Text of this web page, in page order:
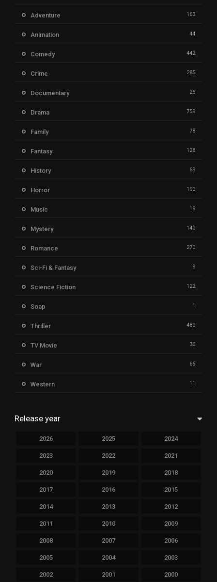
Adventure 163
Animation 44
Comedy 442
Crime 285
Documentary 26
Drama 759
Family 78
Fantasy 128
History 69
Horror 190
Music 19
Mystery 140
Romance 270
Sci-Fi & Fantasy 9
Science Fiction 122
Soap 1
Thriller 480
TV Movie 36
War 65
Western 11
Release year
2026 2025 2024
2023 2022 2021
2020 2019 2018
2017 2016 2015
2014 2013 2012
2011 2010 2009
2008 2007 2006
2005 2004 2003
2002 2001 2000